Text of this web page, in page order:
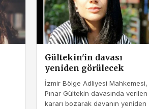
Gültekin'in davası
yeniden görülecek
İzmir Bölge Adliyesi Mahkemesi,
Pınar Gültekin davasında verilen
kararı bozarak davanın yeniden